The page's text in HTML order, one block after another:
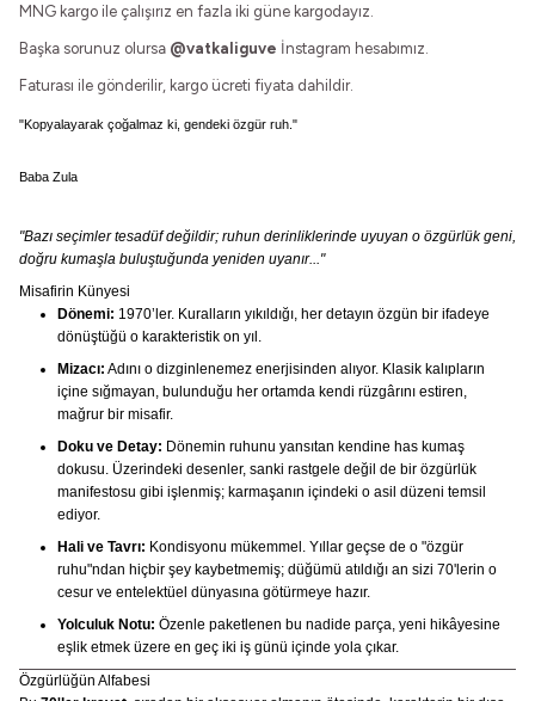
MNG kargo ile çalışırız en fazla iki güne kargodayız.
Başka sorunuz olursa @vatkaliguve İnstagram hesabımız.
Faturası ile gönderilir, kargo ücreti fiyata dahildir.
"Kopyalayarak çoğalmaz ki, gendeki özgür ruh."
Baba Zula
"Bazı seçimler tesadüf değildir; ruhun derinliklerinde uyuyan o özgürlük geni,
doğru kumaşla buluştuğunda yeniden uyanır..."
Misafirin Künyesi
Dönemi: 1970’ler. Kuralların yıkıldığı, her detayın özgün bir ifadeye
dönüştüğü o karakteristik on yıl.
Mizacı: Adını o dizginlenemez enerjisinden alıyor. Klasik kalıpların
içine sığmayan, bulunduğu her ortamda kendi rüzgârını estiren,
mağrur bir misafir.
Doku ve Detay: Dönemin ruhunu yansıtan kendine has kumaş
dokusu. Üzerindeki desenler, sanki rastgele değil de bir özgürlük
manifestosu gibi işlenmiş; karmaşanın içindeki o asil düzeni temsil
ediyor.
Hali ve Tavrı: Kondisyonu mükemmel. Yıllar geçse de o "özgür
ruhu"ndan hiçbir şey kaybetmemiş; düğümü atıldığı an sizi 70'lerin o
cesur ve entelektüel dünyasına götürmeye hazır.
Yolculuk Notu: Özenle paketlenen bu nadide parça, yeni hikâyesine
eşlik etmek üzere en geç iki iş günü içinde yola çıkar.
Özgürlüğün Alfabesi